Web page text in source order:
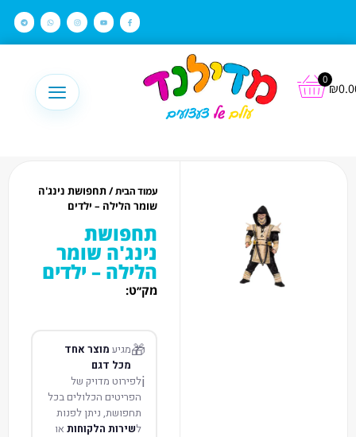
₪
0
עמוד הבית/ תחפושת נינג'ה
שומר הלילה – ילדים
תחפושת
נינג'ה שומר
הלילה – ילדים
מק׳׳ט:
🎁מגיע מוצר אחד
מכל דגם
ℹ️לפירוט מדויק של
הפריטים הכלולים בכל
תחפושת, ניתן לפנות
לשירות הלקוחות או